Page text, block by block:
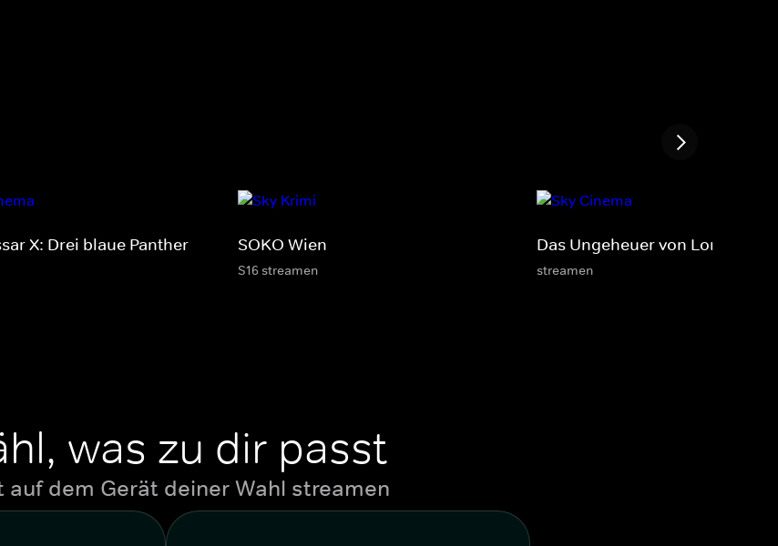
X: Drei blaue Panther SOKO Wien
S16 streamen
Das Ungeheuer von London
streamen
was zu dir passt
auf dem Gerät deiner Wahl streamen